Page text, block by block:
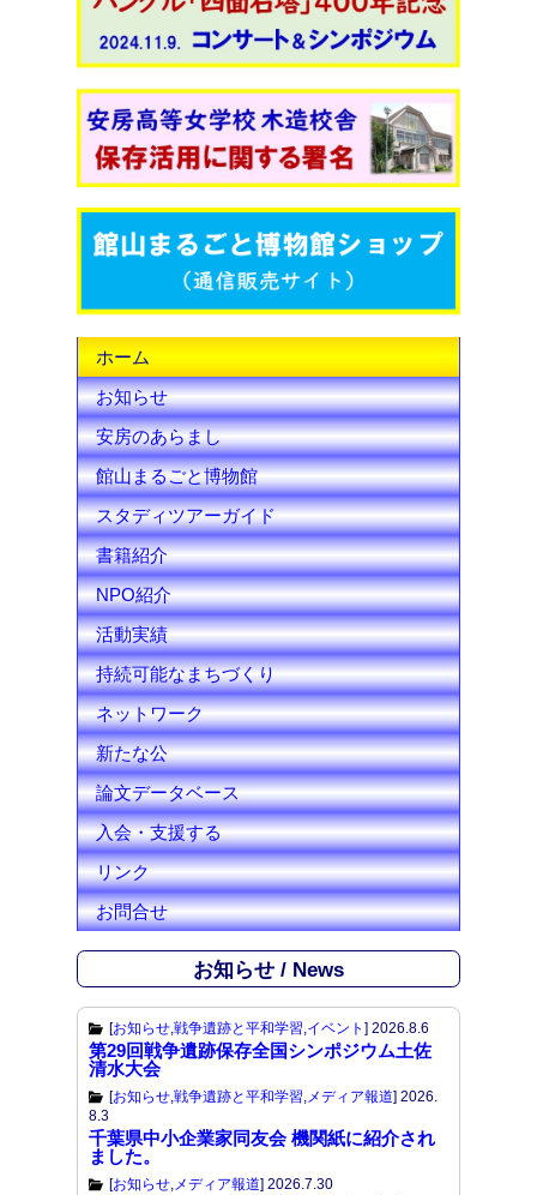
e
b
o
o
t
t
e
r
T
u
b
e
C
h
n
n
e
l
ホーム
お知らせ
安房のあらまし
館山まるごと博物館
スタディツアーガイド
書籍紹介
NPO紹介
活動実績
持続可能なまちづくり
ネットワーク
新たな公
論文データベース
入会・支援する
リンク
お問合せ
お知らせ / News
[お知らせ,戦争遺跡と平和学習,イベント ] 2026.8.6
第29回戦争遺跡保存全国シンポジウム土佐
清水大会
[お知らせ,戦争遺跡と平和学習,メディア報道] 2026.
8.3
千葉県中小企業家同友会 機関紙に紹介され
ました。
[お知らせ,メディア報道] 2026.7.30